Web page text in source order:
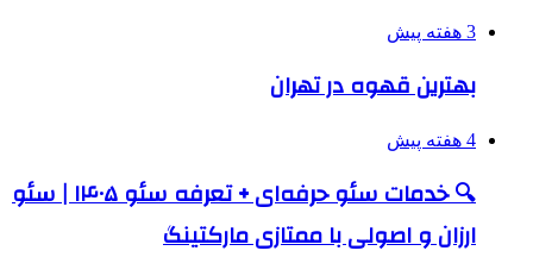
3 هفته پیش
بهترین قهوه در تهران
4 هفته پیش
🔍 خدمات سئو حرفه‌ای + تعرفه سئو ۱۴۰۵ | سئو
ارزان و اصولی با ممتازی مارکتینگ